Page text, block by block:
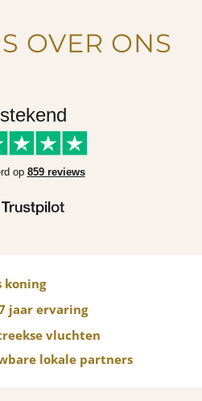
OVER ONS
op 859 reviews
koning
jaar ervaring
vluchten
lokale partners